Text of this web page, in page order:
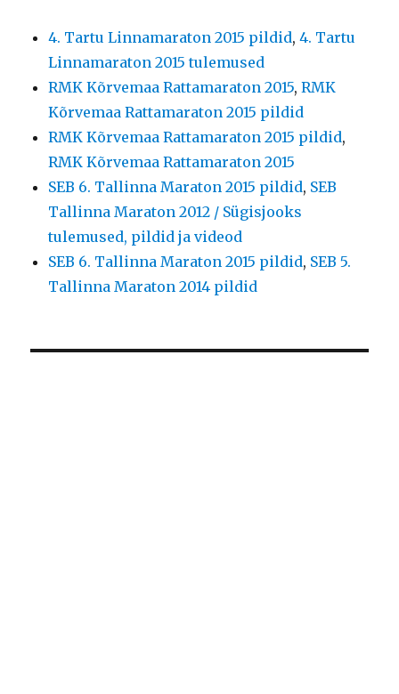
4. Tartu Linnamaraton 2015 pildid,4. Tartu
Linnamaraton 2015 tulemused
RMK Kõrvemaa Rattamaraton 2015,RMK
Kõrvemaa Rattamaraton 2015 pildid
RMK Kõrvemaa Rattamaraton 2015 pildid,
RMK Kõrvemaa Rattamaraton 2015
SEB 6. Tallinna Maraton 2015 pildid, SEB
Tallinna Maraton 2012 / Sügisjooks
tulemused, pildid ja videod
SEB 6. Tallinna Maraton 2015 pildid, SEB 5.
Tallinna Maraton 2014 pildid